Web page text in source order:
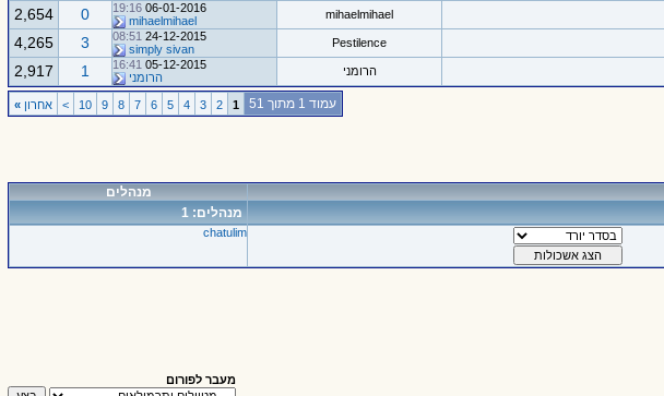
mihaelmihael
06-01-2016
19:16
mihaelmihael
0
2,654
Pestilence
24-12-2015
08:51
simply sivan
3
4,265
הרומני 05-12-2015
16:41
הרומני
1
2,917
עמוד 1 מתוך 51 1
2
3
4
5
6
7
8
9
10
> אחרון »
מנהלים
מנהלים: 1
chatulim
מעבר לפורום